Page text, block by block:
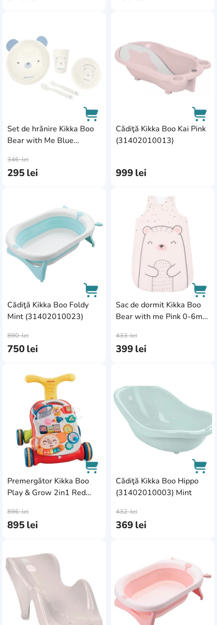
Set de hrănire Kikka Boo
Bear with Me Blue
295lei
346lei
AddCardToCart
Cădiţă Kikka Boo Kai Pink
(31402010013)
999 lei
Cădiţă Kikka Boo Foldy
Mint (31402010023)
750lei
890lei
AddCardToFavourite
Sac de dormit Kikka Boo
Bear with me Pink 0-6m
399 lei
433lei
Premergător Kikka Boo
Play & Grow 2in1 Red
895lei
896lei
Cădiţă Kikka Boo Hippo
(31402010003) Mint
369 lei
432lei